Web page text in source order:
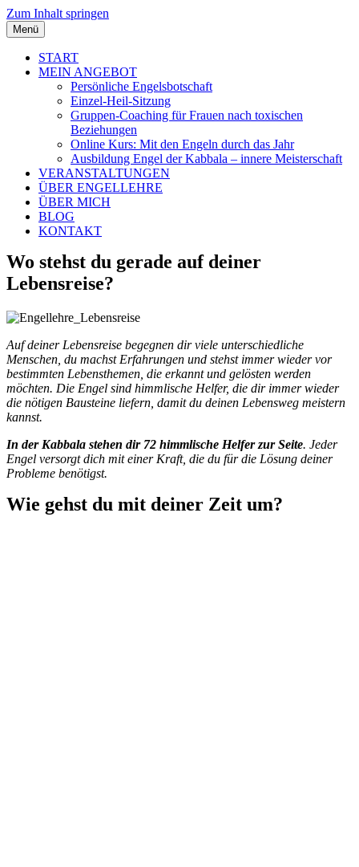
Zum Inhalt springen
Menü
START
MEIN ANGEBOT
Persönliche Engelsbotschaft
Einzel-Heil-Sitzung
Gruppen-Coaching für Frauen nach toxischen
Beziehungen
Online Kurs: Mit den Engeln durch das Jahr
Ausbildung Engel der Kabbala – innere Meisterschaft
VERANSTALTUNGEN
ÜBER ENGELLEHRE
ÜBER MICH
BLOG
KONTAKT
Wo stehst du gerade auf deiner
Lebensreise?
Auf deiner Lebensreise begegnen dir viele unterschiedliche
Menschen, du machst Erfahrungen und stehst immer wieder vor
bestimmten Lebensthemen, die erkannt und gelösten werden
möchten. Die Engel sind himmlische Helfer, die dir immer wieder
die nötigen Bausteine liefern, damit du deinen Lebensweg meistern
kannst.
In der Kabbala stehen dir 72 himmlische Helfer zur Seite. Jeder
Engel versorgt dich mit einer Kraft, die du für die Lösung deiner
Probleme benötigst.
Wie gehst du mit deiner Zeit um?